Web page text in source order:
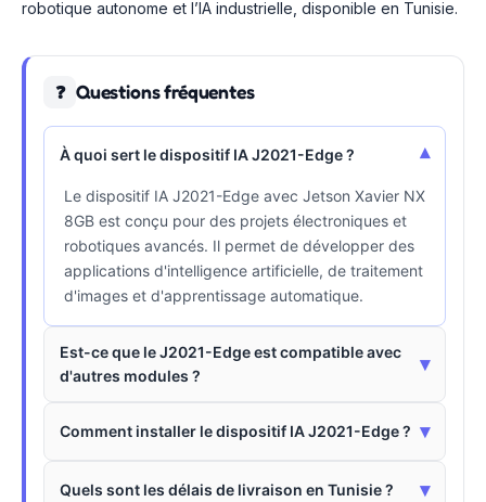
robotique autonome et l’IA industrielle, disponible en Tunisie.
❓ Questions fréquentes
À quoi sert le dispositif IA J2021-Edge ? ▾
Le dispositif IA J2021-Edge avec Jetson Xavier NX
8GB est conçu pour des projets électroniques et
robotiques avancés. Il permet de développer des
applications d'intelligence artificielle, de traitement
d'images et d'apprentissage automatique.
Est-ce que le J2021-Edge est compatible avec
d'autres modules ?
▾
Comment installer le dispositif IA J2021-Edge ? ▾
Quels sont les délais de livraison en Tunisie ? ▾